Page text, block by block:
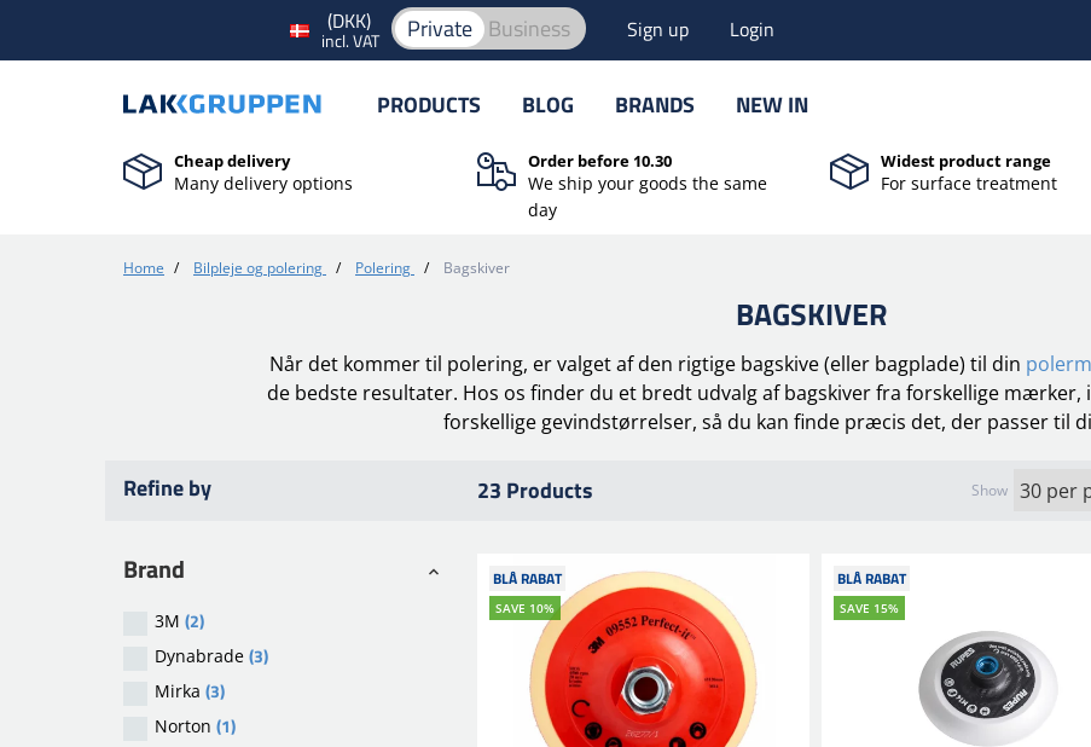
(DKK)
incl. VAT Private Business Sign up Login
PRODUCTS BLOG BRANDS NEW IN
Cheap delivery
Many delivery options
Order before 10.30
We ship your goods the same
day
Widest product range
For surface treatment
Home / Bilpleje og polering / Polering / Bagskiver
BAGSKIVER
Når det kommer til polering, er valget af den rigtige bagskive (eller bagplade) til din
de bedste resultater. Hos os finder du et bredt udvalg af bagskiver fra forskellige
forskellige gevindstørrelser, så du kan finde præcis det, der passer til
Refine by
Brand
3M (2)
Dynabrade (3)
Mirka (3)
Norton (1)
23 Products Show
BLÅ RABAT
SAVE 10%
BLÅ RABAT
SAVE 15%